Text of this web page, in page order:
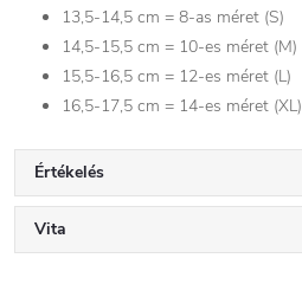
13,5-14,5 cm = 8-as méret (S)
14,5-15,5 cm = 10-es méret (M)
15,5-16,5 cm = 12-es méret (L)
16,5-17,5 cm = 14-es méret (XL)
Értékelés
Vita